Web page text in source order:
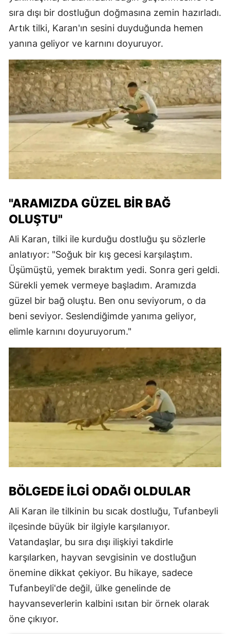
sıra dışı bir dostluğun doğmasına zemin hazırladı.
Artık tilki, Karan'ın sesini duyduğunda hemen
yanına geliyor ve karnını doyuruyor.
"ARAMIZDA GÜZEL BIR BAĞ
OLUŞTU"
Ali Karan, tilki ile kurduğu dostluğu şu sözlerle
anlatıyor: "Soğuk bir kış gecesi karşılaştım.
Üşümüştü, yemek bıraktım yedi. Sonra geri geldi.
Sürekli yemek vermeye başladım. Aramızda
güzel bir bağ oluştu. Ben onu seviyorum, o da
beni seviyor. Seslendiğimde yanıma geliyor,
elimle karnını doyuruyorum."
BÖLGEDE İLGI ODAĞI OLDULAR
Ali Karan ile tilkinin bu sıcak dostluğu, Tufanbeyli
ilçesinde büyük bir ilgiyle karşılanıyor.
Vatandaşlar, bu sıra dışı ilişkiyi takdirle
karşılarken, hayvan sevgisinin ve dostluğun
önemine dikkat çekiyor. Bu hikaye, sadece
Tufanbeyli'de değil, ülke genelinde de
hayvanseverlerin kalbini ısıtan bir örnek olarak
öne çıkıyor.